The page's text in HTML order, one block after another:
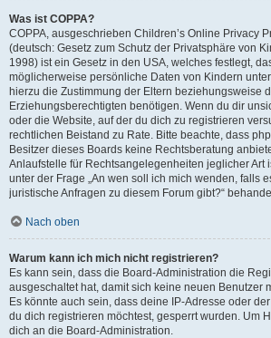
Was ist COPPA?
COPPA, ausgeschrieben Children’s Online Privacy
(deutsch: Gesetz zum Schutz der Privatsphäre von
1998) ist ein Gesetz in den USA, welches festlegt,
möglicherweise persönliche Daten von Kindern
hierzu die Zustimmung der Eltern beziehungsweise
Erziehungsberechtigten benötigen. Wenn du dir
oder die Website, auf der du dich zu registrieren
rechtlichen Beistand zu Rate. Bitte beachte, dass
Besitzer dieses Boards keine Rechtsberatung
Anlaufstelle für Rechtsangelegenheiten jeglicher Art
unter der Frage „An wen soll ich mich wenden, falls
juristische Anfragen zu diesem Forum gibt?“
Nach oben
Warum kann ich mich nicht registrieren?
Es kann sein, dass die Board-Administration die
ausgeschaltet hat, damit sich keine neuen Benutzer
Es könnte auch sein, dass deine IP-Adresse oder
du dich registrieren möchtest, gesperrt wurden. Um
dich an die Board-Administration.